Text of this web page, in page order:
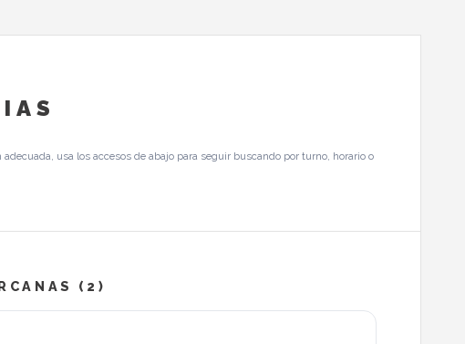
usa los accesos de abajo para seguir buscando por turno, horario o
(2)